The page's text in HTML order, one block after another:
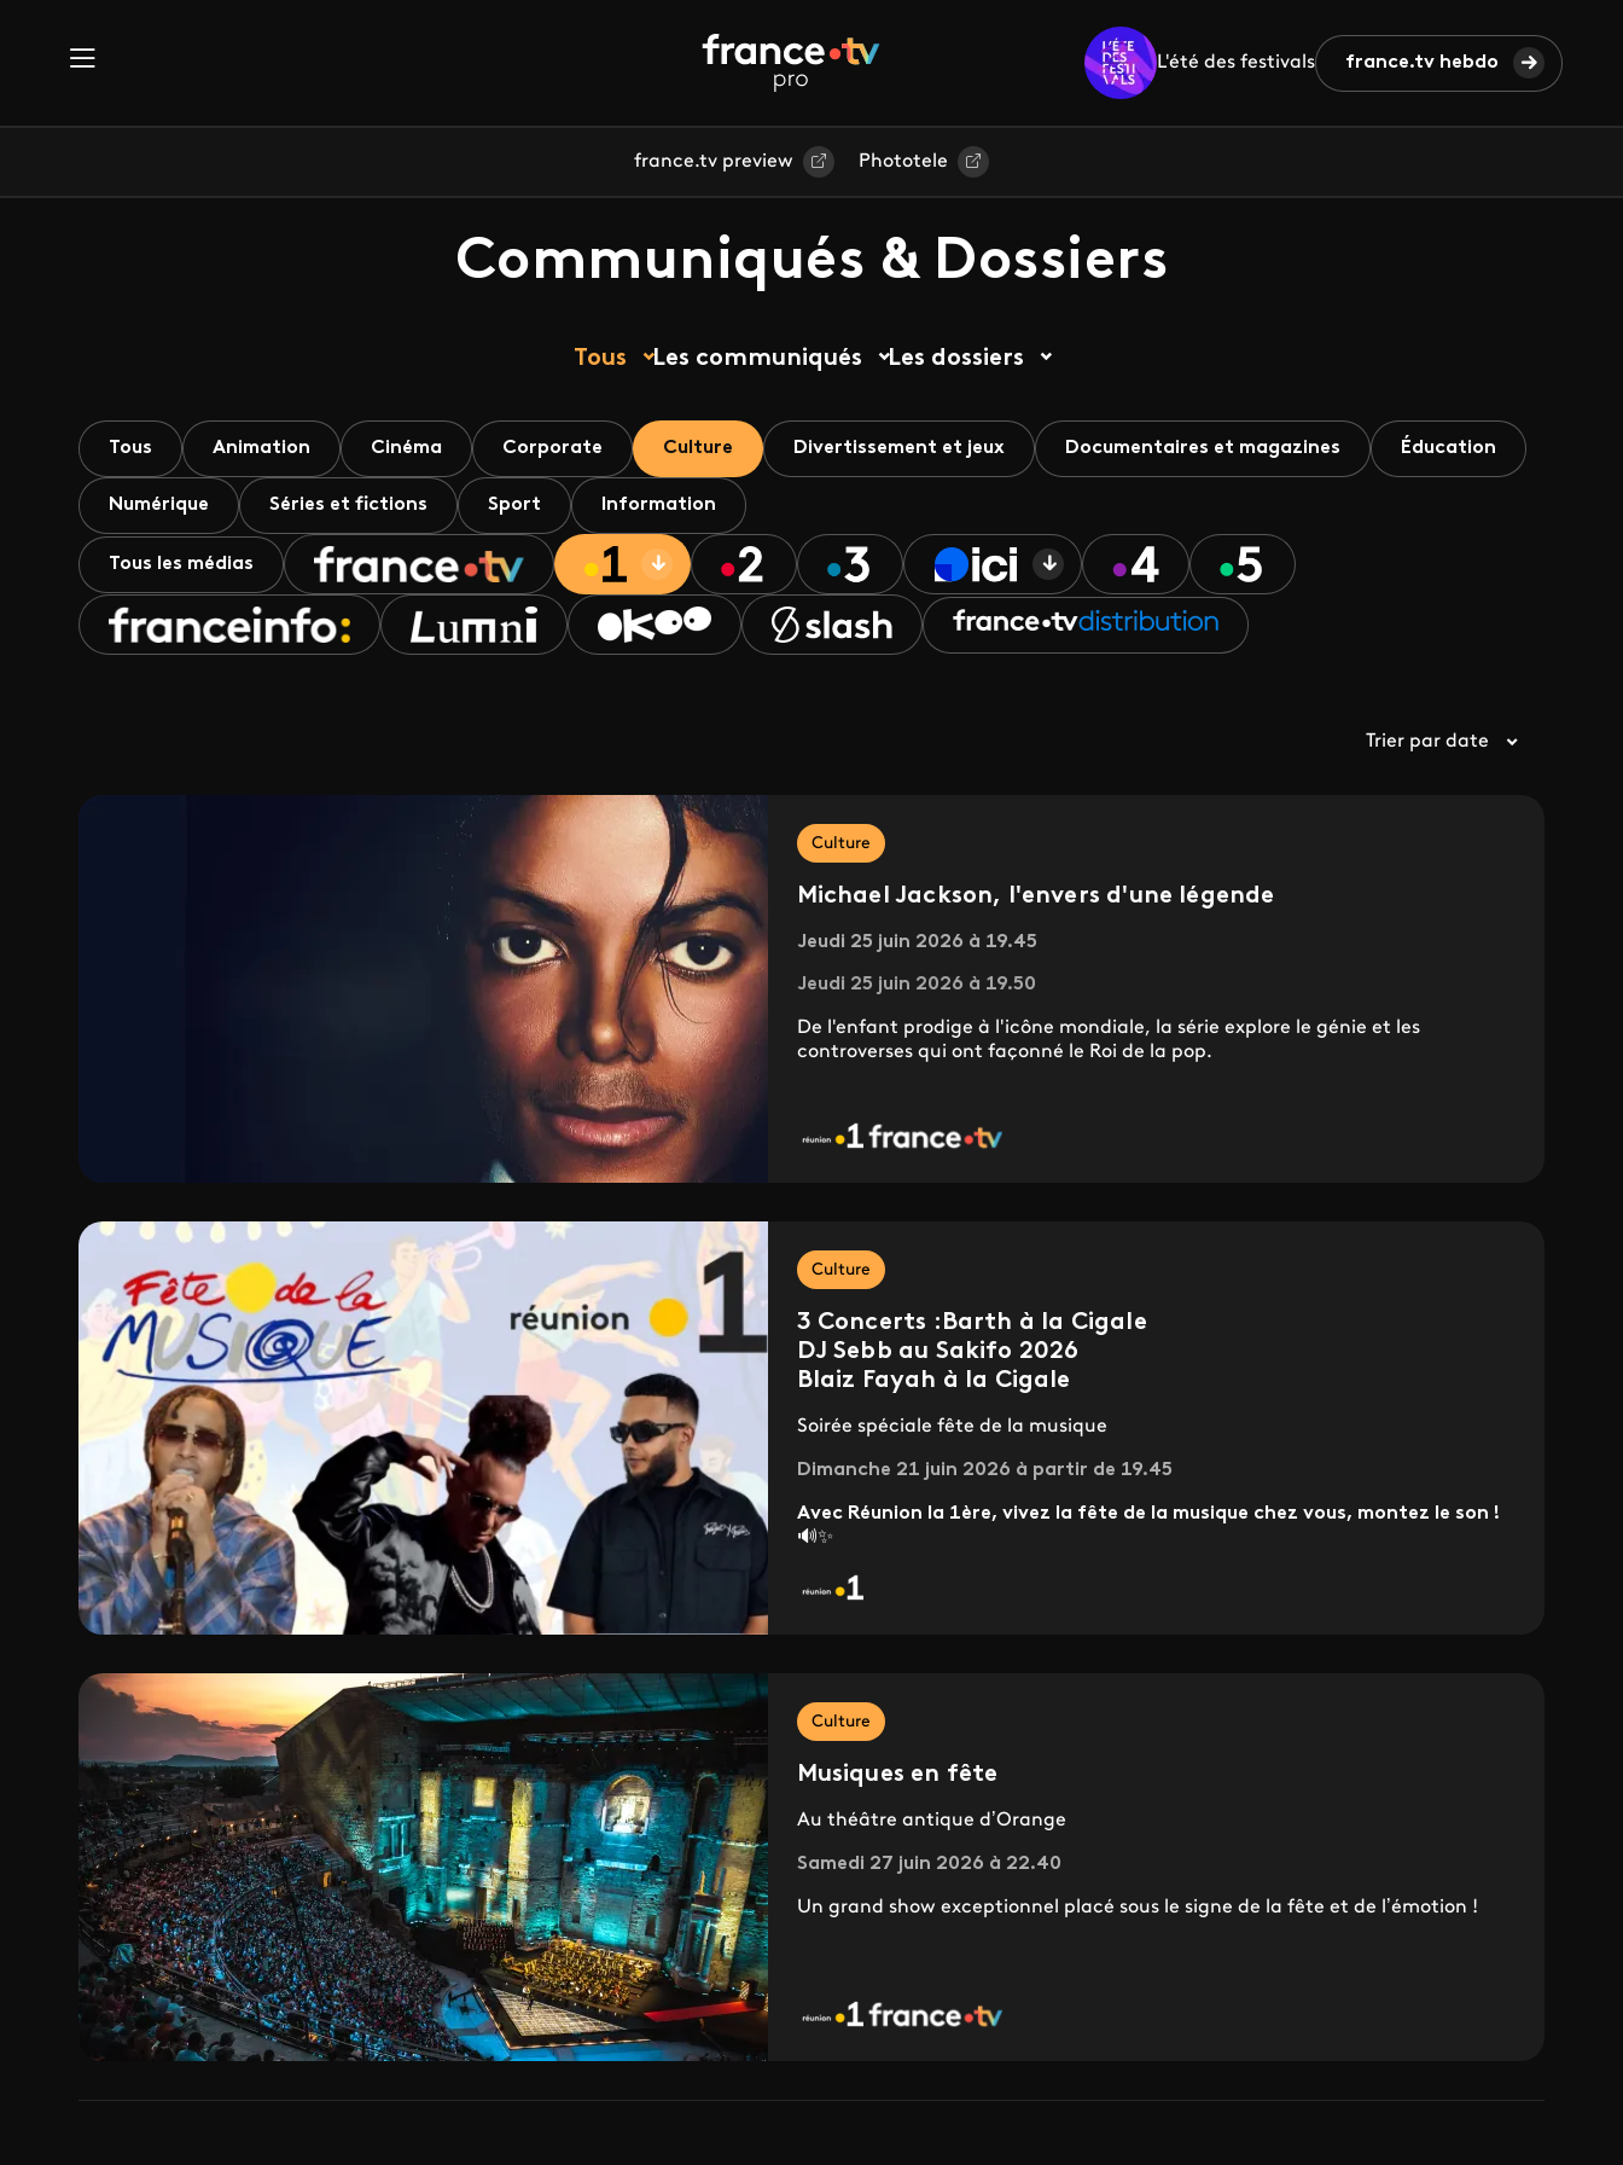
L'été des festivals france.tv hebdo
france.tv preview Phototele
Communiqués & Dossiers
Tous Les communiqués Les dossiers
Tous Animation Cinéma Corporate Culture Divertissement et jeux Documentaires et magazines Éducation
Numérique Séries et fictions Sport Information
Tous les médias
Trier par date
Culture
Michael Jackson, l'envers d'une légende
Jeudi 25 juin 2026 à 19.45
Jeudi 25 juin 2026 à 19.50
De l'enfant prodige à l'icône mondiale, la série explore le génie et les
controverses qui ont façonné le Roi de la pop.
Culture
3 Concerts :Barth à la Cigale
DJ Sebb au Sakifo 2026
Blaiz Fayah à la Cigale
Soirée spéciale fête de la musique
Dimanche 21 juin 2026 à partir de 19.45
Avec Réunion la 1ère, vivez la fête de la musique chez vous, montez le son !
🔊✨
Culture
Musiques en fête
Au théâtre antique d’Orange
Samedi 27 juin 2026 à 22.40
Un grand show exceptionnel placé sous le signe de la fête et de l’émotion !